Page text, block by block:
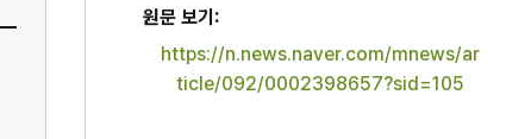
원문 보기:
https://n.news.naver.com/mnews/ar
ticle/092/0002398657?sid=105